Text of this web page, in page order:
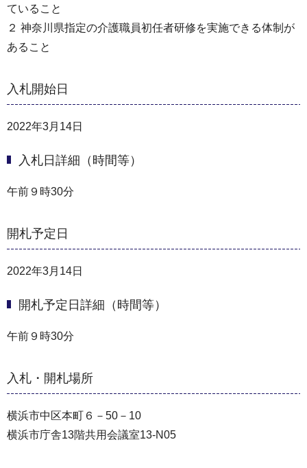
ていること
２ 神奈川県指定の介護職員初任者研修を実施できる体制が
あること
入札開始日
2022年3月14日
入札日詳細（時間等）
午前９時30分
開札予定日
2022年3月14日
開札予定日詳細（時間等）
午前９時30分
入札・開札場所
横浜市中区本町６－50－10
横浜市庁舎13階共用会議室13-N05